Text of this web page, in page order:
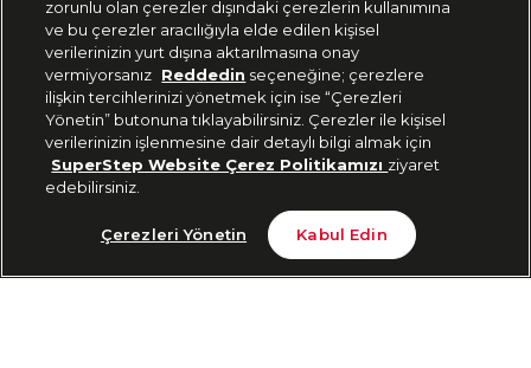
3.499 TL Sepete Ekle
Uygulamadan Takip Edin
Bizi Takip Edin
zorunlu olan çerezler dışındaki çerezlerin kullanımına
ve bu çerezler aracılığıyla elde edilen kişisel
verilerinizin yurt dışına aktarılmasına onay
vermiyorsanız Reddedin seçeneğine; çerezlere
ilişkin tercihlerinizi yönetmek için ise “Çerezleri
Yönetin” butonuna tıklayabilirsiniz. Çerezler ile kişisel
verilerinizin işlenmesine dair detaylı bilgi almak için
SuperStep Website Çerez Politikamızı ziyaret
edebilirsiniz.
Çerezleri Yönetin Kabul Edin